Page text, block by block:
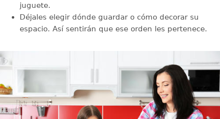
juguete.
Déjales elegir dónde guardar o cómo decorar su
espacio. Así sentirán que ese orden les pertenece.